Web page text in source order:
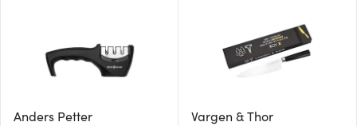
Anders Petter Vargen & Thor